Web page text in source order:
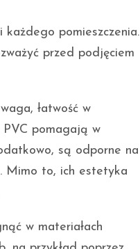
pomieszczenia.
przed podjęciem
łatwość w
pomagają w
są odporne na
Mimo to, ich estetyka
w materiałach